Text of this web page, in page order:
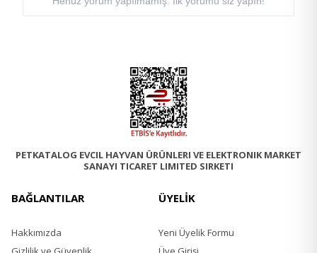
PETKATALOG EVCIL HAYVAN ÜRÜNLERI VE ELEKTRONIK MARKET
SANAYI TICARET LIMITED SIRKETI
BAĞLANTILAR
Hakkımızda
ÜYELİK
Yeni Üyelik Formu